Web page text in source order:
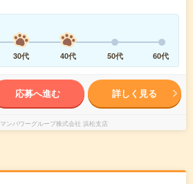
30代 40代 50代 60代
応募へ進む 詳しく見る
マンパワーグループ株式会社 浜松支店